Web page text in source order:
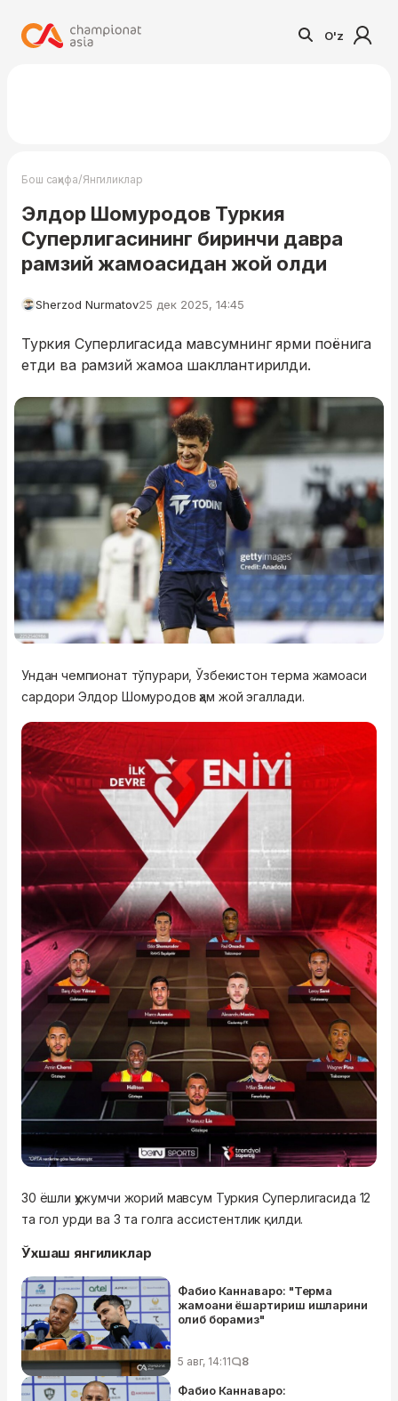
O'z
Бош саҳифа/Янгиликлар
Элдор Шомуродов Туркия
Суперлигасининг биринчи давра
рамзий жамоасидан жой олди
Sherzod Nurmatov25 дек 2025, 14:45
Туркия Суперлигасида мавсумнинг ярми поёнига
етди ва рамзий жамоа шакллантирилди.
Ундан чемпионат тўпурари, Ўзбекистон терма жамоаси
сардори Элдор Шомуродов ҳам жой эгаллади.
30 ёшли ҳужумчи жорий мавсум Туркия Суперлигасида 12
та гол урди ва 3 та голга ассистентлик қилди.
Ўхшаш янгиликлар
Фабио Каннаваро: "Терма
жамоани ёшартириш ишларини
олиб борамиз"
5 авг, 14:11 8
Фабио Каннаваро: